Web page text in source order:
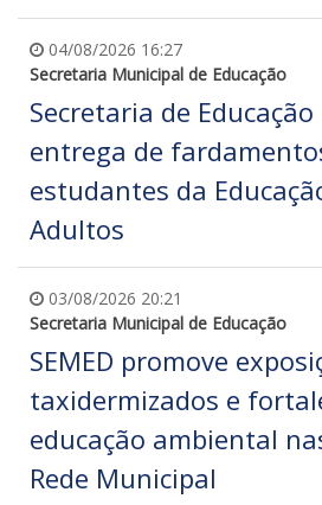
04/08/2026 16:27
Secretaria Municipal de Educação
Secretaria de
entrega de
estudantes da
Adultos
03/08/2026 20:21
Secretaria Municipal de Educação
SEMED promove
taxidermizados e
educação ambiental
Rede Municipal